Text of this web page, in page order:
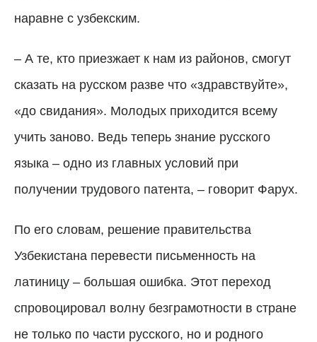
наравне с узбекским.
– А те, кто приезжает к нам из районов, смогут
сказать на русском разве что «здравствуйте»,
«до свидания». Молодых приходится всему
учить заново. Ведь теперь знание русского
языка – одно из главных условий при
получении трудового патента, – говорит Фарух.
По его словам, решение правительства
Узбекистана перевести письменность на
латиницу – большая ошибка. Этот переход
спровоцировал волну безграмотности в стране
не только по части русского, но и родного